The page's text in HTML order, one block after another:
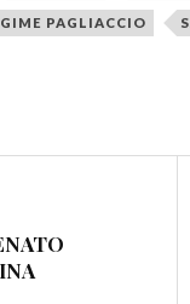
PAGLIACCIO